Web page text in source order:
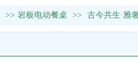
>> 岩板电动餐桌 >> 古今共生·雅